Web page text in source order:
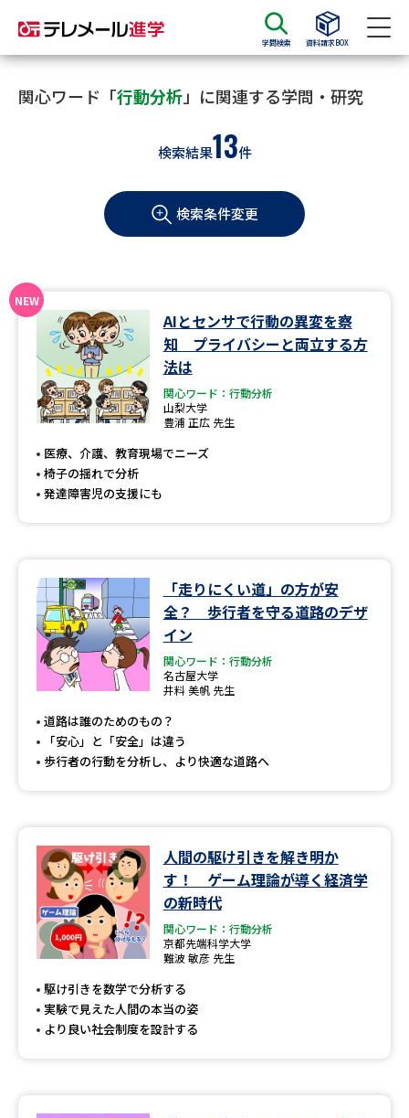
学問検索 資料請求BOX
資料請求 資料検索
大学・短大の資料種類から請求
学部・学科パンフ
過去問題集
大学・短大以外の資料から請求
専門学校の資料請求
留学・進学関連、塾・予備校
大学入学共通テスト「受験上の
高等学校（情報）教員資格認定
大学研究
大学で学べる内容や特徴を調べる
データサイエンス特集 奨学金・特待生制度特集
デジタルパンフレット 進路の３択
新学年スタート号特集ページ
新学年スタート号特集ページ
（高2生用）
SELFBRAND特集ページ
関心ワード「行動分析」に関連する学問・研究
検索結果13件
検索条件変更
AIとセンサで行動の異変を察
知 プライバシーと両立する方
法は
関心ワード：行動分析
山梨大学
豊浦 正広 先生
医療、介護、教育現場でニーズ
椅子の揺れで分析
発達障害児の支援にも
「走りにくい道」の方が安
全？ 歩行者を守る道路のデザ
イン
関心ワード：行動分析
名古屋大学
井料 美帆 先生
道路は誰のためのもの？
「安心」と「安全」は違う
歩行者の行動を分析し、より快適な道路へ
人間の駆け引きを解き明か
す！ ゲーム理論が導く経済学
の新時代
関心ワード：行動分析
京都先端科学大学
難波 敏彦 先生
駆け引きを数学で分析する
実験で見えた人間の本当の姿
より良い社会制度を設計する